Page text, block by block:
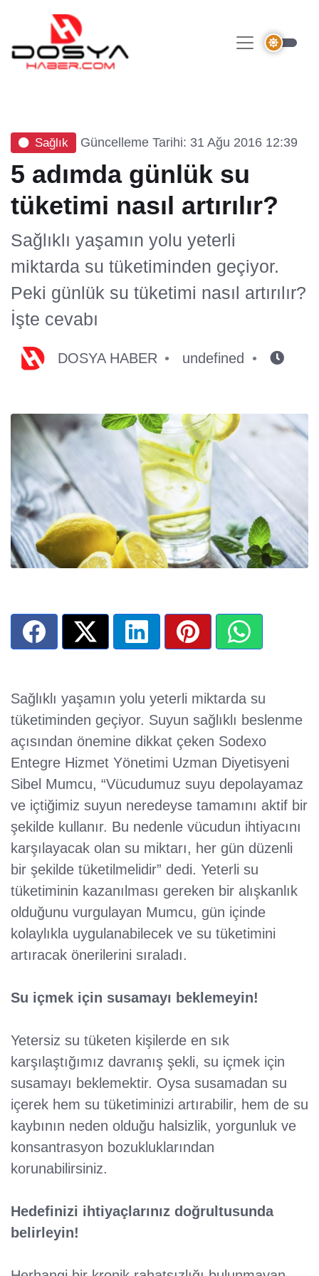
Sağlık Güncelleme Tarihi: 31 Ağu 2016 12:39
5 adımda günlük su
tüketimi nasıl artırılır?
Sağlıklı yaşamın yolu yeterli
miktarda su tüketiminden geçiyor.
Peki günlük su tüketimi nasıl artırılır?
İşte cevabı
DOSYA HABER undefined
Sağlıklı yaşamın yolu yeterli miktarda su
tüketiminden geçiyor. Suyun sağlıklı beslenme
açısından önemine dikkat çeken Sodexo
Entegre Hizmet Yönetimi Uzman Diyetisyeni
Sibel Mumcu, “Vücudumuz suyu depolayamaz
ve içtiğimiz suyun neredeyse tamamını aktif bir
şekilde kullanır. Bu nedenle vücudun ihtiyacını
karşılayacak olan su miktarı, her gün düzenli
bir şekilde tüketilmelidir” dedi. Yeterli su
tüketiminin kazanılması gereken bir alışkanlık
olduğunu vurgulayan Mumcu, gün içinde
kolaylıkla uygulanabilecek ve su tüketimini
artıracak önerilerini sıraladı.
Su içmek için susamayı beklemeyin!
Yetersiz su tüketen kişilerde en sık
karşılaştığımız davranış şekli, su içmek için
susamayı beklemektir. Oysa susamadan su
içerek hem su tüketiminizi artırabilir, hem de su
kaybının neden olduğu halsizlik, yorgunluk ve
konsantrasyon bozukluklarından
korunabilirsiniz.
Hedefinizi ihtiyaçlarınız doğrultusunda
belirleyin!